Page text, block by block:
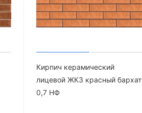
Кирпич керамический
лицевой ЖКЗ красный бархат
0,7 НФ